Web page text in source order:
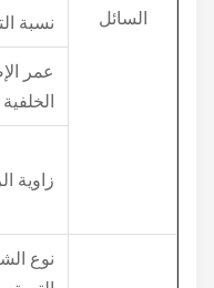
السائل
نسبة التباين
عمر الإضاءة
الخلفية
زاوية الرؤية
نوع الشاشة